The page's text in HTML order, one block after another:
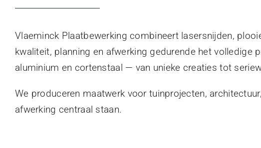
Vlaeminck Plaatbewerking combineert lasersnijden,
kwaliteit, planning en afwerking gedurende het volledige
aluminium en cortenstaal — van unieke creaties tot
We produceren maatwerk voor tuinprojecten,
afwerking centraal staan.